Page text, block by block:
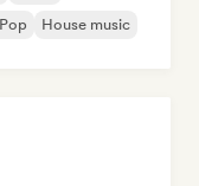
House music